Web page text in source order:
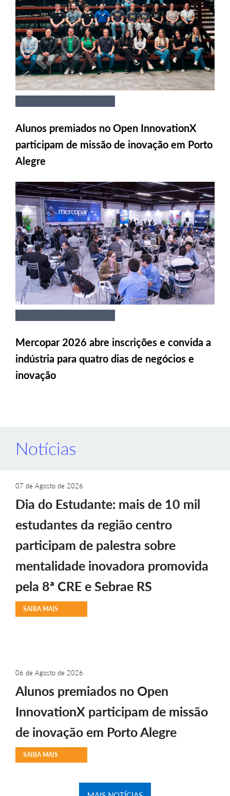
Alunos premiados no Open InnovationX
participam de missão de inovação em Porto
Alegre
Mercopar 2026 abre inscrições e convida a
indústria para quatro dias de negócios e
inovação
Notícias
07 de Agosto de 2026
Dia do Estudante: mais de 10 mil
estudantes da região centro
participam de palestra sobre
mentalidade inovadora promovida
pela 8ª CRE e Sebrae RS
SAIBA MAIS
06 de Agosto de 2026
Alunos premiados no Open
InnovationX participam de missão
de inovação em Porto Alegre
SAIBA MAIS